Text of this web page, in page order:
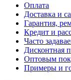
Оплата
Доставка и
Гарантия,
Кредит и
Часто
Дисконтная
Оптовым
Примеры и